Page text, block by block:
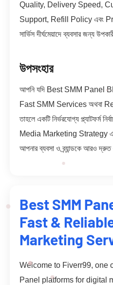
Quality, Delivery Speed,
Support, Refill Policy এবং
সার্ভিস দীর্ঘমেয়াদে ব্যবসার জন্য
উপসংহার
আপনি যদি Best SMM Panel
Fast SMM Services অথবা
তাহলে একটি নির্ভরযোগ্য প্ল্যাটফর্ম
Media Marketing Strategy এবং
আপনার ব্যবসা ও ব্র্যান্ডকে আরও
Best SMM
Fast &
Marketing
Welcome to Fiverr99, one
Panel platforms for digital